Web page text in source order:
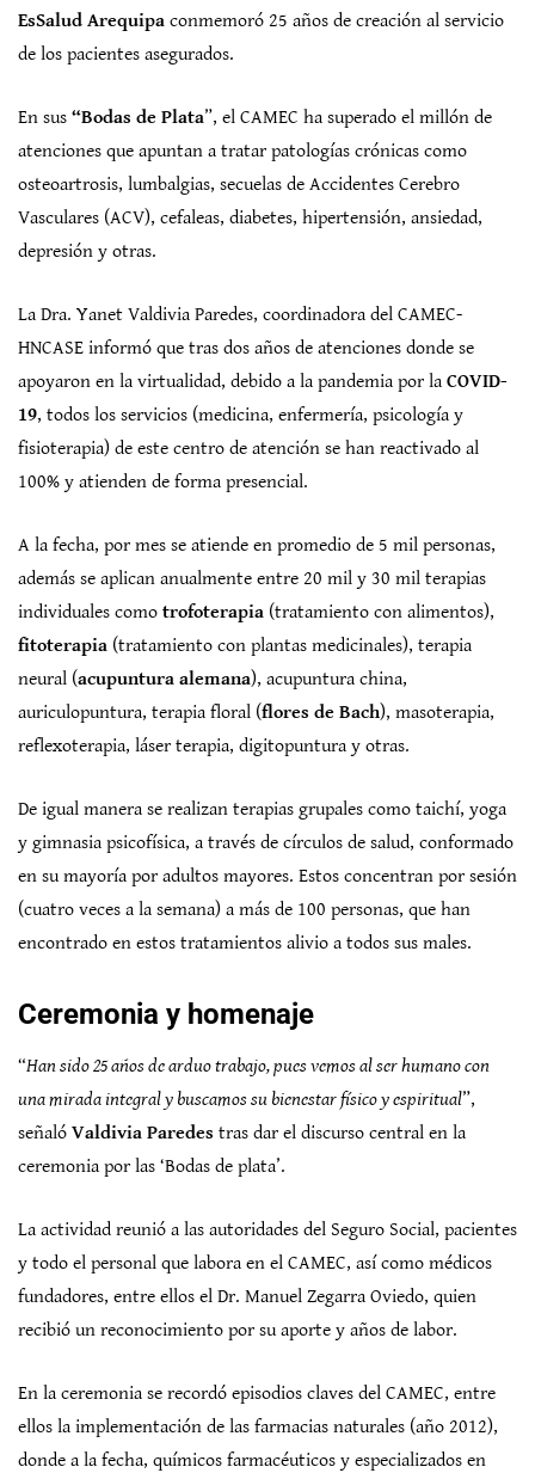
EsSalud Arequipa conmemoró 25 años de creación al servicio
de los pacientes asegurados.
En sus “Bodas de Plata”, el CAMEC ha superado el millón de
atenciones que apuntan a tratar patologías crónicas como
osteoartrosis, lumbalgias, secuelas de Accidentes Cerebro
Vasculares (ACV), cefaleas, diabetes, hipertensión, ansiedad,
depresión y otras.
La Dra. Yanet Valdivia Paredes, coordinadora del CAMEC-
HNCASE informó que tras dos años de atenciones donde se
apoyaron en la virtualidad, debido a la pandemia por la COVID-
19, todos los servicios (medicina, enfermería, psicología y
fisioterapia) de este centro de atención se han reactivado al
100% y atienden de forma presencial.
A la fecha, por mes se atiende en promedio de 5 mil personas,
además se aplican anualmente entre 20 mil y 30 mil terapias
individuales como trofoterapia (tratamiento con alimentos),
fitoterapia (tratamiento con plantas medicinales), terapia
neural (acupuntura alemana), acupuntura china,
auriculopuntura, terapia floral (flores de Bach), masoterapia,
reflexoterapia, láser terapia, digitopuntura y otras.
De igual manera se realizan terapias grupales como taichí, yoga
y gimnasia psicofísica, a través de círculos de salud, conformado
en su mayoría por adultos mayores. Estos concentran por sesión
(cuatro veces a la semana) a más de 100 personas, que han
encontrado en estos tratamientos alivio a todos sus males.
Ceremonia y homenaje
“Han sido 25 años de arduo trabajo, pues vemos al ser humano con
una mirada integral y buscamos su bienestar físico y espiritual”,
señaló Valdivia Paredes tras dar el discurso central en la
ceremonia por las ‘Bodas de plata’.
La actividad reunió a las autoridades del Seguro Social, pacientes
y todo el personal que labora en el CAMEC, así como médicos
fundadores, entre ellos el Dr. Manuel Zegarra Oviedo, quien
recibió un reconocimiento por su aporte y años de labor.
En la ceremonia se recordó episodios claves del CAMEC, entre
ellos la implementación de las farmacias naturales (año 2012),
donde a la fecha, químicos farmacéuticos y especializados en